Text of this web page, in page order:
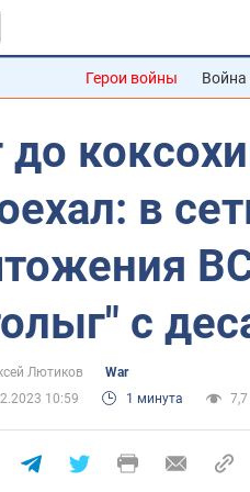
Герои войны Война
до
в
с
Лютиков
War
10:59
1 минута 7,7